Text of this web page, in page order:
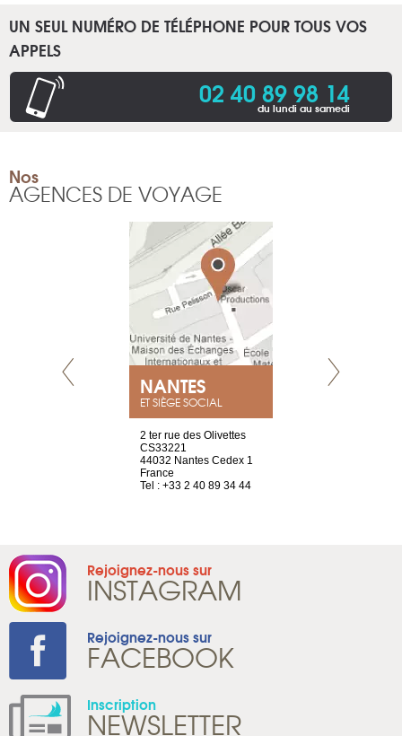
UN SEUL NUMÉRO DE TÉLÉPHONE POUR TOUS VOS
APPELS
02 40 89 98 14
du lundi au samedi
Nos
AGENCES DE VOYAGE
NANTES
ET SIÈGE SOCIAL
2 ter rue des Olivettes
CS33221
44032 Nantes Cedex 1
France
Tel : +33 2 40 89 34 44
Rejoignez-nous sur
INSTAGRAM
Rejoignez-nous sur
FACEBOOK
Inscription
NEWSLETTER